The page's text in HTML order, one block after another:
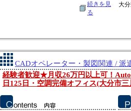
続きを見
る
大
CADオペレーター・製図関連 / 派
経験者歓迎★月収26万円以上可！
日125日・空調完備オフィス(大分市